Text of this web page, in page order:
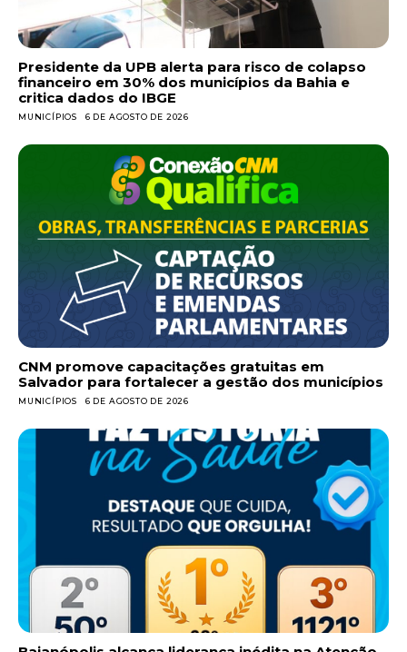
Presidente da UPB alerta para risco de colapso
financeiro em 30% dos municípios da Bahia e
critica dados do IBGE
MUNICÍPIOS 6 DE AGOSTO DE 2026
CNM promove capacitações gratuitas em
Salvador para fortalecer a gestão dos municípios
MUNICÍPIOS 6 DE AGOSTO DE 2026